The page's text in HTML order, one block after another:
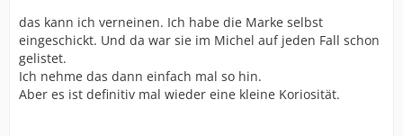
das kann ich verneinen. Ich habe die Marke selbst
eingeschickt. Und da war sie im Michel auf jeden Fall schon
gelistet.
Ich nehme das dann einfach mal so hin.
Aber es ist definitiv mal wieder eine kleine Koriosität.